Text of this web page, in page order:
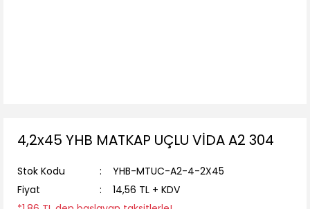
4,2x45 YHB MATKAP UÇLU VİDA A2 304
Stok Kodu
YHB-MTUC-A2-4-2X45
Fiyat
14,56 TL + KDV